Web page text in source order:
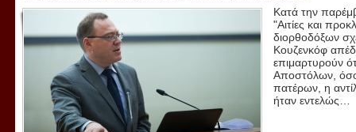
Κατά την
"Αιτίες και
διορθοδόξων
Κουζενκόφ
επιμαρτυρούν
Αποστόλων,
πατέρων, η
ήταν εντελώς…